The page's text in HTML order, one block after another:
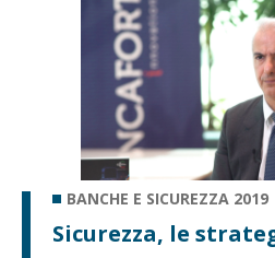
BANCHE E SICUREZZA 2019
Sicurezza, le